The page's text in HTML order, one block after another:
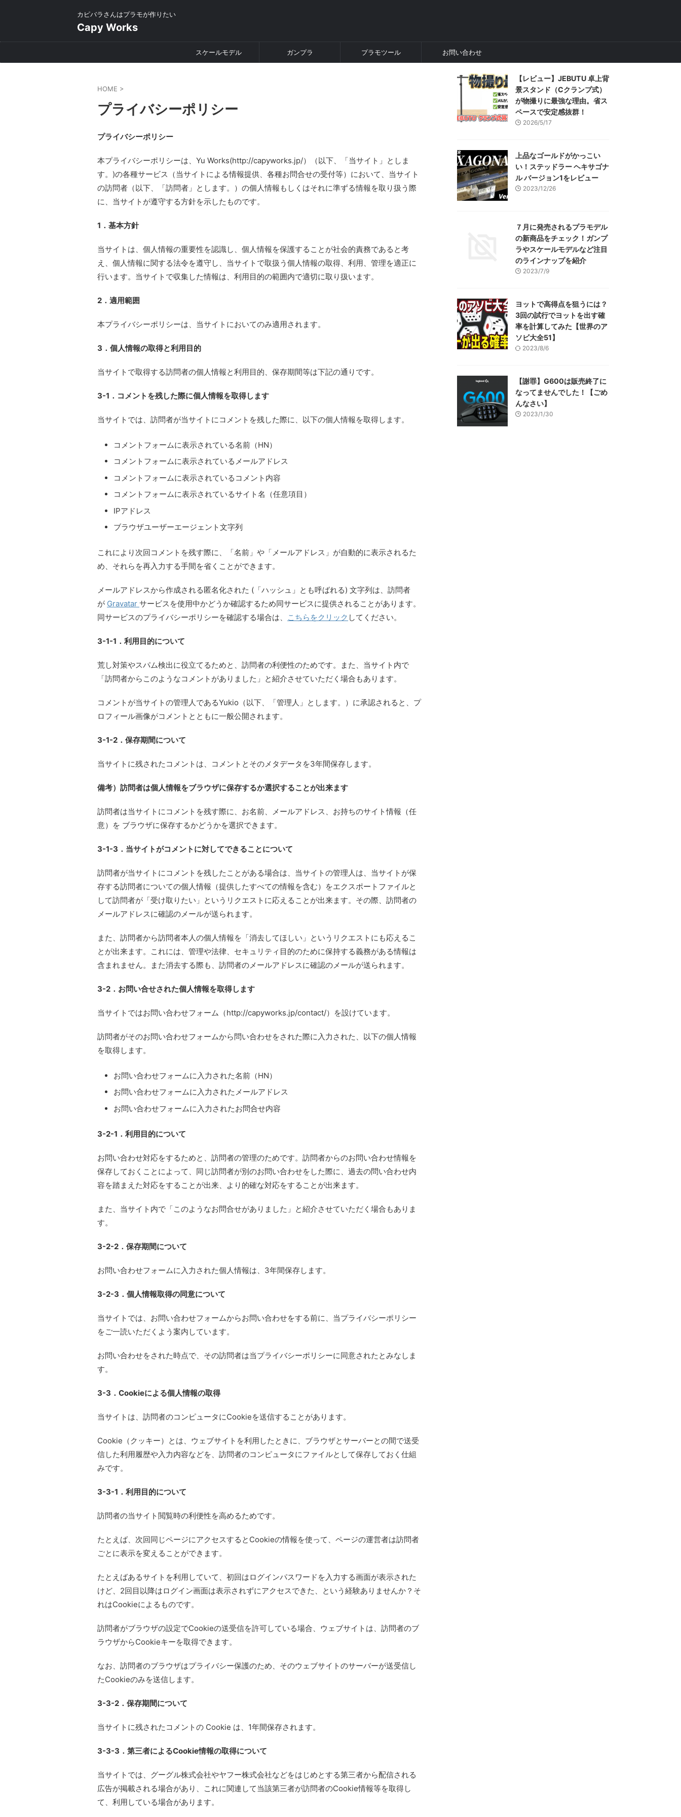
カピバラさんはプラモが作りたい
Capy Works
スケールモデル ガンプラ プラモツール お問い合わせ
HOME >
プライバシーポリシー
プライバシーポリシー
本プライバシーポリシーは、Yu Works(http://capyworks.jp/）（以下、「当サイト」としま
す。)の各種サービス（当サイトによる情報提供、各種お問合せの受付等）において、当サイト
の訪問者（以下、「訪問者」とします。）の個人情報もしくはそれに準ずる情報を取り扱う際
に、当サイトが遵守する方針を示したものです。
1．基本方針
当サイトは、個人情報の重要性を認識し、個人情報を保護することが社会的責務であると考
え、個人情報に関する法令を遵守し、当サイトで取扱う個人情報の取得、利用、管理を適正に
行います。当サイトで収集した情報は、利用目的の範囲内で適切に取り扱います。
2．適用範囲
本プライバシーポリシーは、当サイトにおいてのみ適用されます。
3．個人情報の取得と利用目的
当サイトで取得する訪問者の個人情報と利用目的、保存期間等は下記の通りです。
3-1．コメントを残した際に個人情報を取得します
当サイトでは、訪問者が当サイトにコメントを残した際に、以下の個人情報を取得します。
コメントフォームに表示されている名前（HN）
コメントフォームに表示されているメールアドレス
コメントフォームに表示されているコメント内容
コメントフォームに表示されているサイト名（任意項目）
IPアドレス
ブラウザユーザーエージェント文字列
これにより次回コメントを残す際に、「名前」や「メールアドレス」が自動的に表示されるた
め、それらを再入力する手間を省くことができます。
メールアドレスから作成される匿名化された (「ハッシュ」とも呼ばれる) 文字列は、訪問者
が Gravatar サービスを使用中かどうか確認するため同サービスに提供されることがあります。
同サービスのプライバシーポリシーを確認する場合は、
こちらをクリック してください。
3-1-1．利用目的について
荒し対策やスパム検出に役立てるためと、訪問者の利便性のためです。また、当サイト内で
「訪問者からこのようなコメントがありました」と紹介させていただく場合もあります。
コメントが当サイトの管理人であるYukio（以下、「管理人」とします。）に承認されると、プ
ロフィール画像がコメントとともに一般公開されます。
3-1-2．保存期間について
当サイトに残されたコメントは、コメントとそのメタデータを3年間保存します。
備考）訪問者は個人情報をブラウザに保存するか選択することが出来ます
訪問者は当サイトにコメントを残す際に、お名前、メールアドレス、お持ちのサイト情報（任
意）を ブラウザに保存するかどうかを選択できます。
3-1-3．当サイトがコメントに対してできることについて
訪問者が当サイトにコメントを残したことがある場合は、当サイトの管理人は、当サイトが保
存する訪問者についての個人情報（提供したすべての情報を含む）をエクスポートファイルと
して訪問者が「受け取りたい」というリクエストに応えることが出来ます。その際、訪問者の
メールアドレスに確認のメールが送られます。
また、訪問者から訪問者本人の個人情報を「消去してほしい」というリクエストにも応えるこ
とが出来ます。これには、管理や法律、セキュリティ目的のために保持する義務がある情報は
含まれません。また消去する際も、訪問者のメールアドレスに確認のメールが送られます。
3-2．お問い合せされた個人情報を取得します
当サイトではお問い合わせフォーム （http://capyworks.jp/contact/） を設けています。
訪問者がそのお問い合わせフォームから問い合わせをされた際に入力された、以下の個人情報
を取得します。
お問い合わせフォームに入力された名前（HN）
お問い合わせフォームに入力されたメールアドレス
お問い合わせフォームに入力されたお問合せ内容
3-2-1．利用目的について
お問い合わせ対応をするためと、訪問者の管理のためです。訪問者からのお問い合わせ情報を
保存しておくことによって、同じ訪問者が別のお問い合わせをした際に、過去の問い合わせ内
容を踏まえた対応をすることが出来、より的確な対応をすることが出来ます。
また、当サイト内で「このようなお問合せがありました」と紹介させていただく場合もありま
す。
3-2-2．保存期間について
お問い合わせフォームに入力された個人情報は、3年間保存します。
3-2-3．個人情報取得の同意について
当サイトでは、お問い合わせフォームからお問い合わせをする前に、当プライバシーポリシー
をご一読いただくよう案内しています。
お問い合わせをされた時点で、その訪問者は当プライバシーポリシーに同意されたとみなしま
す。
3-3．Cookieによる個人情報の取得
当サイトは、訪問者のコンピュータにCookieを送信することがあります。
Cookie（クッキー）とは、ウェブサイトを利用したときに、ブラウザとサーバーとの間で送受
信した利用履歴や入力内容などを、訪問者のコンピュータにファイルとして保存しておく仕組
みです。
3-3-1．利用目的について
訪問者の当サイト閲覧時の利便性を高めるためです。
たとえば、次回同じページにアクセスするとCookieの情報を使って、ページの運営者は訪問者
ごとに表示を変えることができます。
たとえばあるサイトを利用していて、初回はログインパスワードを入力する画面が表示された
けど、2回目以降はログイン画面は表示されずにアクセスできた、という経験ありませんか？そ
れはCookieによるものです。
訪問者がブラウザの設定でCookieの送受信を許可している場合、ウェブサイトは、訪問者のブ
ラウザからCookieキーを取得できます。
なお、訪問者のブラウザはプライバシー保護のため、そのウェブサイトのサーバーが送受信し
たCookieのみを送信します。
3-3-2．保存期間について
当サイトに残されたコメントの Cookie は、1年間保存されます。
3-3-3．第三者によるCookie情報の取得について
当サイトでは、グーグル株式会社やヤフー株式会社などをはじめとする第三者から配信される
広告が掲載される場合があり、これに関連して当該第三者が訪問者のCookie情報等を取得し
て、利用している場合があります。
【レビュー】JEBUTU 卓上背
景スタンド（Cクランプ式）
が物撮りに最強な理由。省ス
ペースで安定感抜群！
2026/5/17
上品なゴールドがかっこい
い！ステッドラー ヘキサゴナ
ル バージョン1をレビュー
2023/12/26
７月に発売されるプラモデル
の新商品をチェック！ガンプ
ラやスケールモデルなど注目
のラインナップを紹介
2023/7/9
ヨットで高得点を狙うには？
3回の試行でヨットを出す確
率を計算してみた【世界のア
ソビ大全51】
2023/8/6
【謝罪】G600は販売終了に
なってませんでした！【ごめ
んなさい】
2023/1/30